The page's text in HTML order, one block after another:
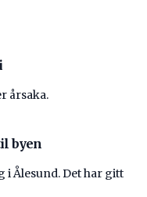
årsaka.
byen
i Ålesund. Det har gitt